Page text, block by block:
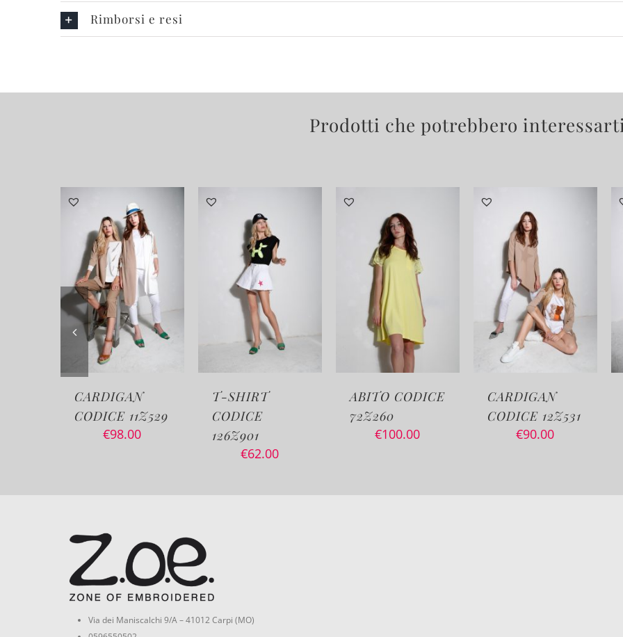
Rimborsi e resi
Prodotti che potrebbero
T-SHIRT
CODICE
126Z901
ABITO CODICE
72Z260
€100.00
CARDIGAN
CODICE 12Z531
€90.00
COREANA
CODICE 5Z106
€115.00
Via dei Maniscalchi 9/A – 41012 Carpi (MO)